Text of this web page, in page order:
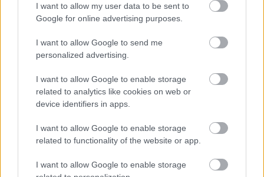
I want to allow my user data to be sent to
Google for online advertising purposes.
I want to allow Google to send me
personalized advertising.
I want to allow Google to enable storage
related to analytics like cookies on web or
device identifiers in apps.
I want to allow Google to enable storage
related to functionality of the website or app.
I want to allow Google to enable storage
MÁJUS 19-ÉN NYITJA MEG KAPUIT A GUSTAV
KLIMT: THE IMMERSIVE EXPERIENCE INTERAKTÍV
KIÁLLÍTÁS
MÚZEUMUTCA TAVASZKÖSZÖNTŐ